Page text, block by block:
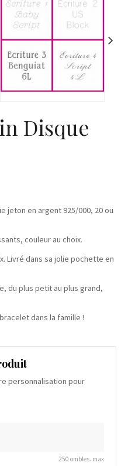
Disque
jeton en argent 925/000, 20 ou
couleur au choix.
Livré dans sa jolie pochette en
du plus petit au plus grand,
dans la famille !
personnalisation pour
250 ombles. max